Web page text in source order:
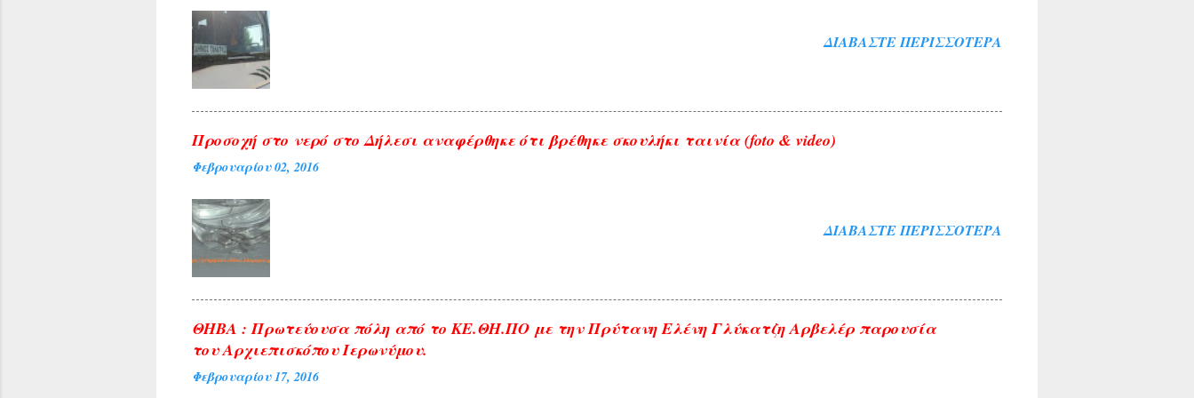
ΔΙΑΒΆΣΤΕ ΠΕΡΙΣΣΌΤΕΡΑ
Προσοχή στο νερό στο Δήλεσι αναφέρθηκε ότι βρέθηκε σκουλήκι ταινία (foto & video)
Φεβρουαρίου 02, 2016
ΔΙΑΒΆΣΤΕ ΠΕΡΙΣΣΌΤΕΡΑ
ΘΗΒΑ : Πρωτεύουσα πόλη από το ΚΕ.ΘΗ.ΠΟ με την Πρύτανη Ελένη Γλύκατζη Αρβελέρ παρουσία
του Αρχιεπισκόπου Ιερωνύμου.
Φεβρουαρίου 17, 2016